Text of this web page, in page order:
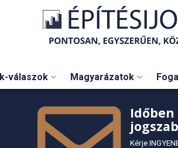
válaszok Magyarázatok
Kérje